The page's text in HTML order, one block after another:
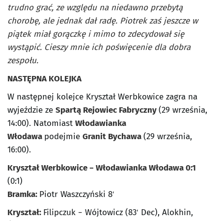
trudno grać, ze względu na niedawno przebytą
chorobę, ale jednak dał radę. Piotrek zaś jeszcze w
piątek miał gorączkę i mimo to zdecydował się
wystąpić. Cieszy mnie ich poświęcenie dla dobra
zespołu.
NASTĘPNA KOLEJKA
W następnej kolejce Kryształ Werbkowice zagra na
wyjeździe ze Spartą Rejowiec Fabryczny(29 września,
14:00). Natomiast Włodawianka
Włodawa podejmie Granit Bychawa(29 września,
16:00).
Kryształ Werbkowice − Włodawianka Włodawa 0:1
(0:1)
Bramka: Piotr Waszczyński 8′
Kryształ: Filipczuk − Wójtowicz (83′ Dec), Alokhin,